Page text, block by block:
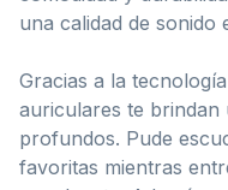
una calidad de sonido
Gracias a la
auriculares te brindan
profundos. Pude
favoritas mientras